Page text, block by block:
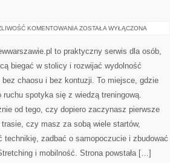
KOMENTOWANIA TRENING
ZOSTAŁA WYŁĄCZONA
to praktyczny serwis dla osób,
biegać w stolicy i rozwijać wydolność
bez chaosu i bez kontuzji. To miejsce, gdzie
ruchu spotyka się z wiedzą treningową.
od tego, czy dopiero zaczynasz pierwsze
trasie, czy masz za sobą wiele startów,
zadbać o samopoczucie i zbudować
i mobilność. Strona powstała […]